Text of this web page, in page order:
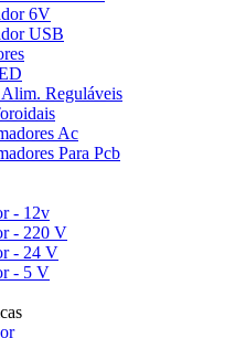
6V
USB
Reguláveis
Ac
Para Pcb
- 12v
- 220 V
- 24 V
- 5 V